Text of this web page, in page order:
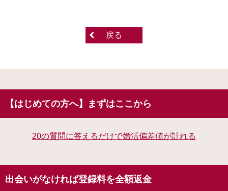
戻る
【はじめての方へ】まずはここから
20の質問に答えるだけで婚活偏差値が計れる
出会いがなければ登録料を全額返金